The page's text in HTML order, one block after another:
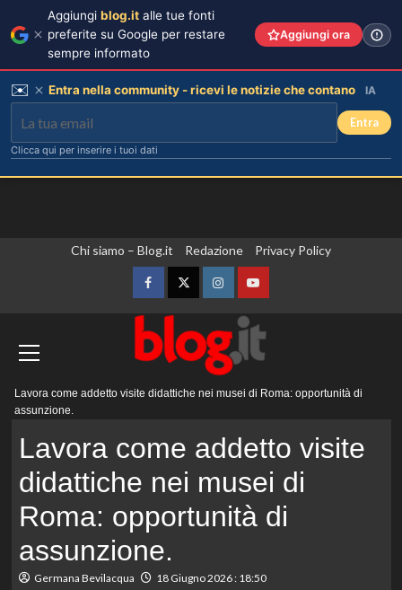
Chi siamo – Blog.it Redazione Privacy Policy
FacebookTwitterInstagramYouTube
principale
Lavora come addetto visite didattiche nei musei di Roma: opportunità di
assunzione.
Lavora come addetto visite
didattiche nei musei di
Roma: opportunità di
assunzione.
Germana Bevilacqua 18 Giugno 2026 : 18:50
Aggiungi blog.it alle tue fonti
preferite su Google per restare
sempre informato
Aggiungi ora
✉️ Entra nella community - ricevi le notizie che contano IA
Entra
Clicca qui per inserire i tuoi dati